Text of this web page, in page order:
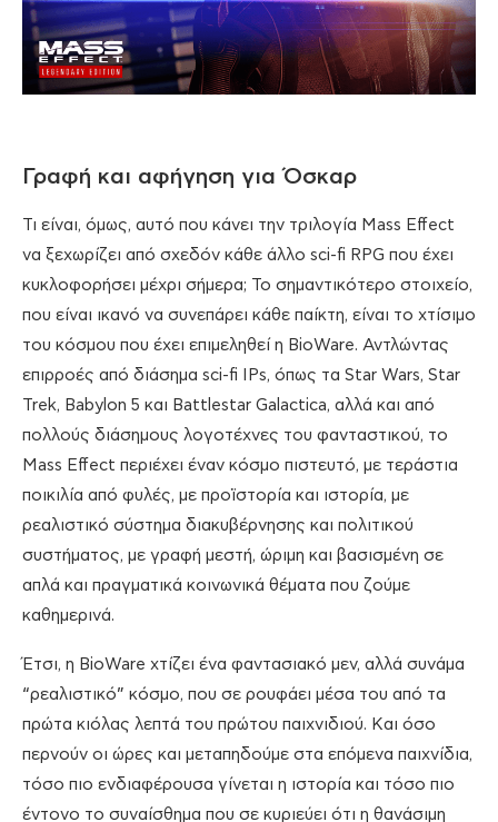
Γραφή και αφήγηση για Όσκαρ
Τι είναι, όμως, αυτό που κάνει την τριλογία Mass Effect
να ξεχωρίζει από σχεδόν κάθε άλλο sci-fi RPG που έχει
κυκλοφορήσει μέχρι σήμερα; Το σημαντικότερο στοιχείο,
που είναι ικανό να συνεπάρει κάθε παίκτη, είναι το χτίσιμο
του κόσμου που έχει επιμεληθεί η BioWare. Αντλώντας
επιρροές από διάσημα sci-fi IPs, όπως τα Star Wars, Star
Trek, Babylon 5 και Battlestar Galactica, αλλά και από
πολλούς διάσημους λογοτέχνες του φανταστικού, το
Mass Effect περιέχει έναν κόσμο πιστευτό, με τεράστια
ποικιλία από φυλές, με προϊστορία και ιστορία, με
ρεαλιστικό σύστημα διακυβέρνησης και πολιτικού
συστήματος, με γραφή μεστή, ώριμη και βασισμένη σε
απλά και πραγματικά κοινωνικά θέματα που ζούμε
καθημερινά.
Έτσι, η BioWare χτίζει ένα φαντασιακό μεν, αλλά συνάμα
“ρεαλιστικό” κόσμο, που σε ρουφάει μέσα του από τα
πρώτα κιόλας λεπτά του πρώτου παιχνιδιού. Και όσο
περνούν οι ώρες και μεταπηδούμε στα επόμενα παιχνίδια,
τόσο πιο ενδιαφέρουσα γίνεται η ιστορία και τόσο πιο
έντονο το συναίσθημα που σε κυριεύει ότι η θανάσιμη